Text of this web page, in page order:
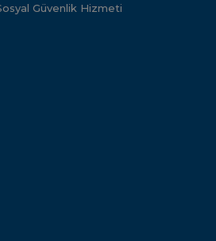
Güvenlik Hizmeti